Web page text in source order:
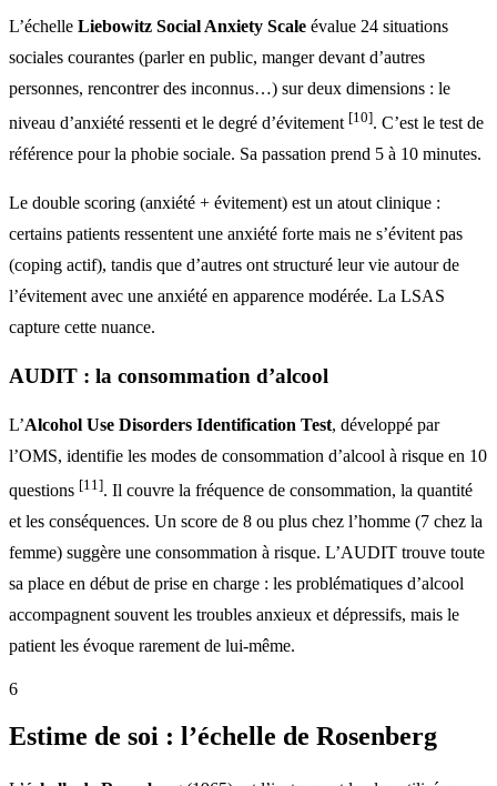
L’échelle Liebowitz Social Anxiety Scale évalue 24 situations
sociales courantes (parler en public, manger devant d’autres
personnes, rencontrer des inconnus…) sur deux dimensions : le
niveau d’anxiété ressenti et le degré d’évitement [10]. C’est le test de
référence pour la phobie sociale. Sa passation prend 5 à 10 minutes.
Le double scoring (anxiété + évitement) est un atout clinique :
certains patients ressentent une anxiété forte mais ne s’évitent pas
(coping actif), tandis que d’autres ont structuré leur vie autour de
l’évitement avec une anxiété en apparence modérée. La LSAS
capture cette nuance.
AUDIT : la consommation d’alcool
L’Alcohol Use Disorders Identification Test, développé par
l’OMS, identifie les modes de consommation d’alcool à risque en 10
questions [11]. Il couvre la fréquence de consommation, la quantité
et les conséquences. Un score de 8 ou plus chez l’homme (7 chez la
femme) suggère une consommation à risque. L’AUDIT trouve toute
sa place en début de prise en charge : les problématiques d’alcool
accompagnent souvent les troubles anxieux et dépressifs, mais le
patient les évoque rarement de lui-même.
6
Estime de soi : l’échelle de Rosenberg